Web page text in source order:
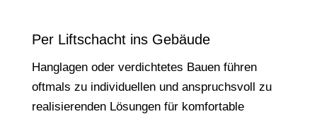
Per Liftschacht ins Gebäude
Hanglagen oder verdichtetes Bauen führen
oftmals zu individuellen und anspruchsvoll zu
realisierenden Lösungen für komfortable